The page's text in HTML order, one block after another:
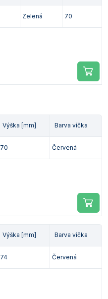
Zelená 70
Výška [mm] Barva víčka
70 Červená
Výška [mm] Barva víčka
74 Červená